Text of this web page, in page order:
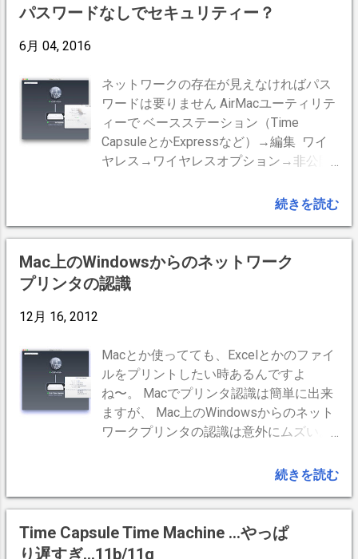
ろ次の方法を紹介されました。 ・ インタ
ーネット復元（⌘＋⌥＋R） macOS 復元
「option + command + R」キーを押し続
けて macOS インターネット復元* から起
動します。間もなく回転する地球儀が現
れたらキーを離してもOKです。やがて、
Macは工場出荷状態に初期化されます。
とを確認 工場出荷状態に戻す。 Lionから
CapsuleのTime Machineから復元する と
いう流れになります。数時間時間かかる
ので覚悟が必要です(-_-;)。 ところが、
この４.の途中で同じエラーがでて 元の木
ップフォルダを 最近のものではなく、一
週間前のものを選択して復元実行。これ
は上手くいきました。 Time Machineの正
常なバックアップファイルは 「日付フォ
ルダ以下には Macintosh HDのみ 」 とな
工事がまだかも知れない。そのままにし
て仕事に出かける。 その日の夜、帰宅し
AppleTV、全てWi-Fi使えます。 ・局内工
事中である（作業員の就労時間外？） ・
Time Capsuleには時間が必要 だったの
か。どちらにしても ほっとけば、以前と
同じように使えるということですね。い
パスワードなしでセキュリティー？
6月 04, 2016
ネットワークの存在が見えなければパス
ワードは要りません AirMacユーティリテ
ィーで ベースステーション（Time
CapsuleとかExpressなど）→編集 ワイ
ヤレス→ワイヤレスオプション→非公開
にし、 更に、iPhoneやMacBookの「Mac
ワーク→アクセス制御→時間制限アクセ
ス制御→＋ つまり、ネットワークの存在
は第三者には見えず、且つ、登録された
デバイス以外は接続出来ない筈。 どうで
方法 MacのMACアドレスを調べる方法
iPhone/iPod Touch MACアドレス(Wi-Fi)
確認方法
続きを読む
Mac上のWindowsからのネットワーク
プリンタの認識
12月 16, 2012
Macとか使ってても、Excelとかのファイ
ルをプリントしたい時あるんですよ
ね〜。 Macでプリンタ認識は簡単に出来
ますが、 Mac上のWindowsからのネット
ワークプリンタの認識は意外にムズい。
のプリンタを検索しても「見つかりませ
き詰まりました。 で、 ネットワークとか
Wi-FiとかはIPアドレスを認識して接続す
る訳ですから、ネットワークのIPアドレ
続きを読む
Time Capsule Time Machine ...やっぱ
り遅すぎ...11b/11g